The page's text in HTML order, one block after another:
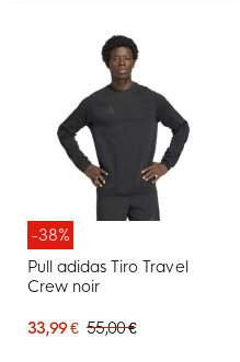
-38%
Pull adidas Tiro Travel
Crew noir
33,99 € 55,00 €